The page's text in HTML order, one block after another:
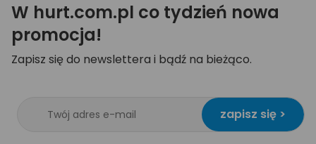
W hurt.com.pl co tydzień nowa
promocja!
Zapisz się do newslettera i bądź na bieżąco.
zapisz się >